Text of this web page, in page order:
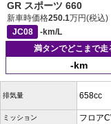
GR スポーツ 660
新車時価格250.1万円(税込)
JC08
-km/L
満タンでどこまで走
-km
排気量 658cc
ミッション フロア